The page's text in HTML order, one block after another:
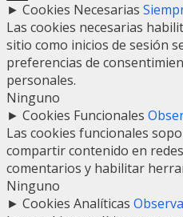
► Cookies Necesarias
Las cookies necesarias
sitio como inicios de sesión
preferencias de
personales.
Ninguno
► Cookies Funcionales
Las cookies funcionales
compartir contenido en
comentarios y habilitar
Ninguno
► Cookies Analíticas